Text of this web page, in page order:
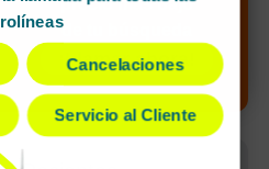
precio más bajo
de tu búsqueda
¡Llamar ahora!
Cancelaciones
Servicio al Cliente